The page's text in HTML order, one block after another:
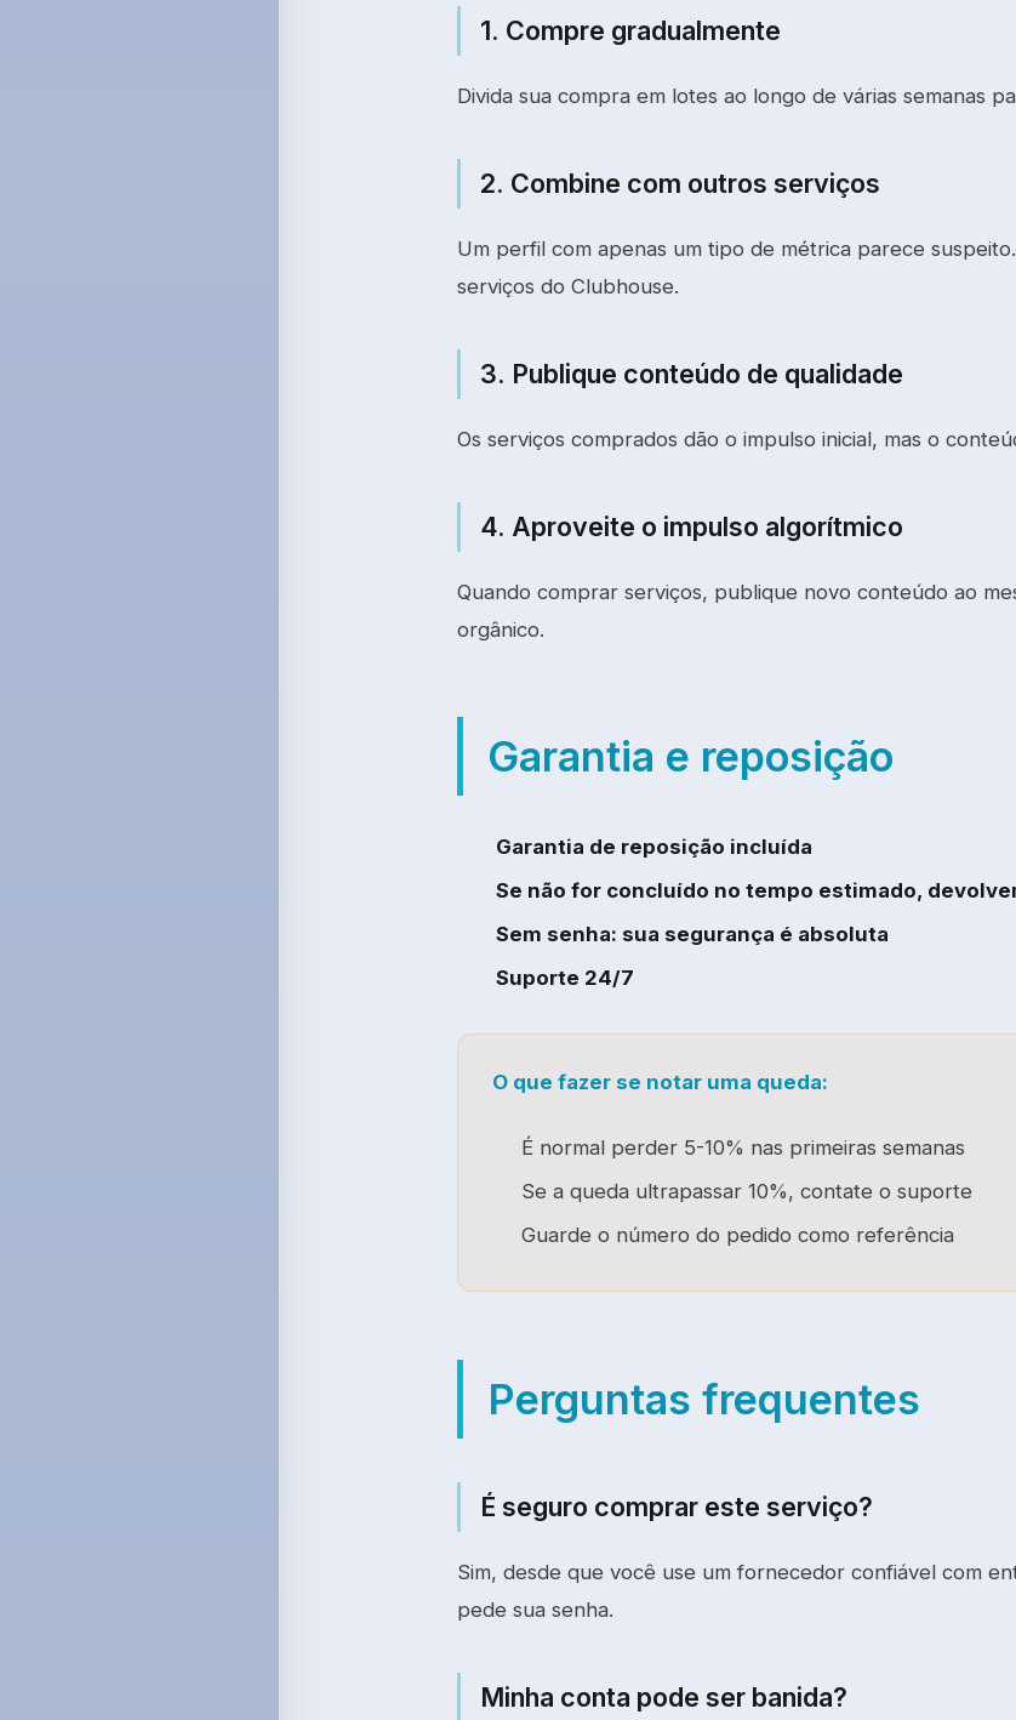
1. Compre gradualmente
Divida sua compra em lotes ao longo de várias semanas
2. Combine com outros serviços
Um perfil com apenas um tipo de métrica parece
serviços do Clubhouse.
3. Publique conteúdo de qualidade
Os serviços comprados dão o impulso inicial, mas o
4. Aproveite o impulso algorítmico
Quando comprar serviços, publique novo conteúdo ao
orgânico.
Garantia e reposição
Garantia de reposição incluída
Se não for concluído no tempo estimado,
Sem senha: sua segurança é absoluta
Suporte 24/7
O que fazer se notar uma queda:
É normal perder 5-10% nas primeiras semanas
Se a queda ultrapassar 10%, contate o suporte
Guarde o número do pedido como referência
Perguntas frequentes
É seguro comprar este serviço?
Sim, desde que você use um fornecedor confiável com
pede sua senha.
Minha conta pode ser banida?